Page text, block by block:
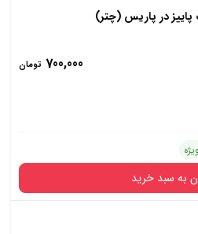
پاییز در پاریس (چتر)
700,000 تومان
ویژه
به سبد خرید